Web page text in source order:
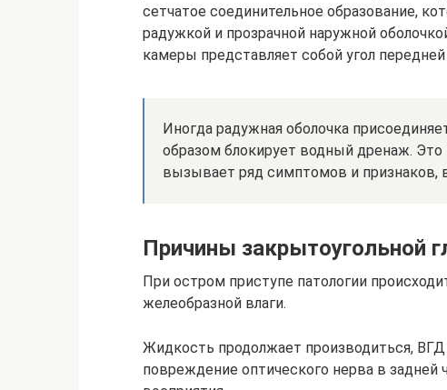
сетчатое соединительное образование,
радужкой и прозрачной наружной
камеры представляет собой угол
Иногда радужная оболочка
образом блокирует водный дренаж.
вызывает ряд симптомов и признаков,
Причины закрытоугольной
При остром приступе патологии
желеобразной влаги.
Жидкость продолжает производиться,
повреждение оптического нерва в задней